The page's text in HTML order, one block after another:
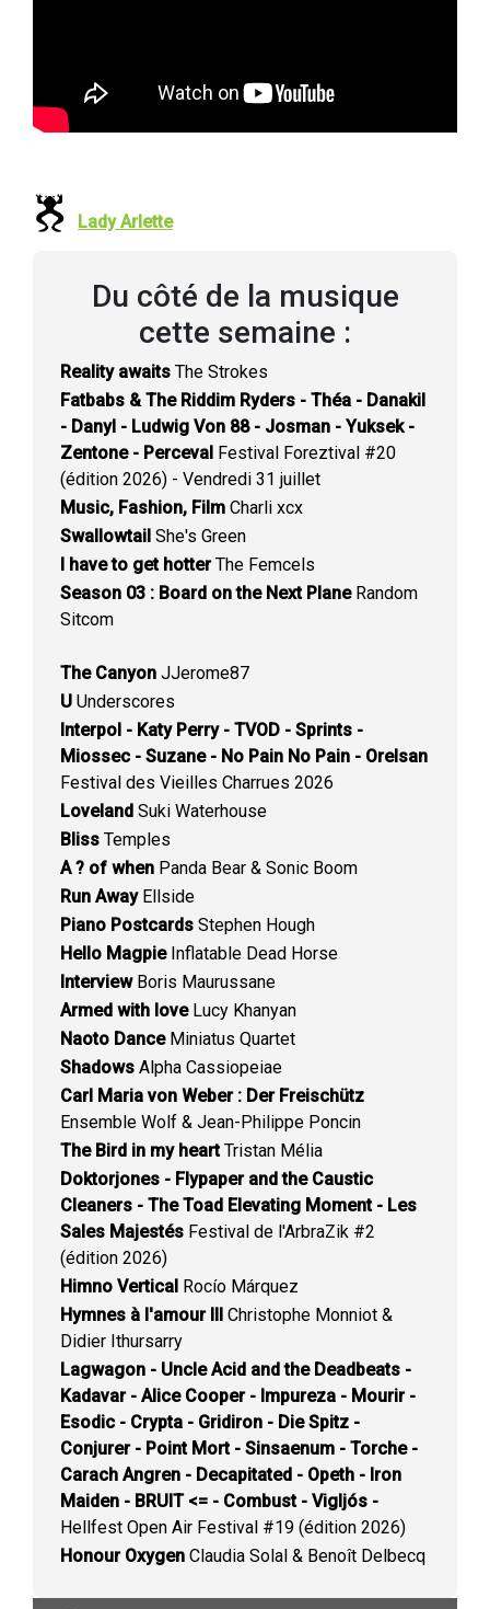
Lady Arlette
Du côté de la musique
cette semaine :
Reality awaits The Strokes
Fatbabs & The Riddim Ryders - Théa - Danakil
- Danyl - Ludwig Von 88 - Josman - Yuksek -
Zentone - Perceval Festival Foreztival #20
(édition 2026) - Vendredi 31 juillet
Music, Fashion, Film Charli xcx
Swallowtail She's Green
I have to get hotterThe Femcels
Season 03 : Board on the Next PlaneRandom
Sitcom
The Canyon JJerome87
U Underscores
Interpol - Katy Perry - TVOD - Sprints -
Miossec - Suzane - No Pain No Pain - Orelsan
Festival des Vieilles Charrues 2026
Loveland Suki Waterhouse
Bliss Temples
A ? of when Panda Bear & Sonic Boom
Run AwayEllside
Piano Postcards Stephen Hough
Hello MagpieInflatable Dead Horse
InterviewBoris Maurussane
Armed with loveLucy Khanyan
Naoto DanceMiniatus Quartet
Shadows Alpha Cassiopeiae
Carl Maria von Weber : Der Freischütz
Ensemble Wolf & Jean-Philippe Poncin
The Bird in my heartTristan Mélia
Doktorjones - Flypaper and the Caustic
Cleaners - The Toad Elevating Moment - Les
Sales Majestés Festival de l'ArbraZik #2
(édition 2026)
Himno Vertical Rocío Márquez
Hymnes à l'amour III Christophe Monniot &
Didier Ithursarry
Lagwagon - Uncle Acid and the Deadbeats -
Kadavar - Alice Cooper - Impureza - Mourir -
Esodic - Crypta - Gridiron - Die Spitz -
Conjurer - Point Mort - Sinsaenum - Torche -
Carach Angren - Decapitated - Opeth - Iron
Maiden - BRUIT <= - Combust - Vigljós -
Hellfest Open Air Festival #19 (édition 2026)
Honour Oxygen Claudia Solal & Benoît Delbecq